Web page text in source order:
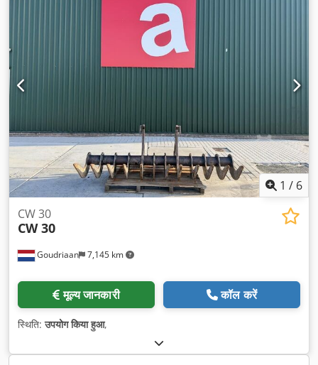
1 / 6
Goudriaan 7,145 km
CW 30
CW 30
मूल्य जानकारी कॉल करें
स्थिति:उपयोग किया हुआ,